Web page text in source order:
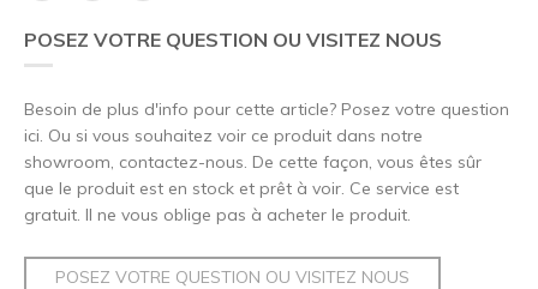
POSEZ VOTRE QUESTION OU VISITEZ NOUS
Besoin de plus d'info pour cette article? Posez votre question
ici. Ou si vous souhaitez voir ce produit dans notre
showroom, contactez-nous. De cette façon, vous êtes sûr
que le produit est en stock et prêt à voir. Ce service est
gratuit. Il ne vous oblige pas à acheter le produit.
POSEZ VOTRE QUESTION OU VISITEZ NOUS